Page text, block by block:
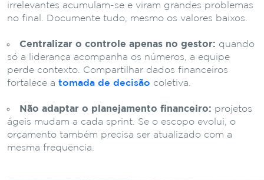
irrelevantes acumulam-se e viram grandes problemas
no final. Documente tudo, mesmo os valores baixos.
Centralizar o controle apenas no gestor: quando
só a liderança acompanha os números, a equipe
perde contexto. Compartilhar dados financeiros
fortalece a tomada de decisão coletiva.
Não adaptar o planejamento financeiro: projetos
ágeis mudam a cada sprint. Se o escopo evolui, o
orçamento também precisa ser atualizado com a
mesma frequência.